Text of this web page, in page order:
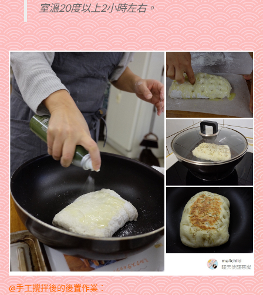
室溫20度以上2小時左右。
@手工攪拌後的後置作業：